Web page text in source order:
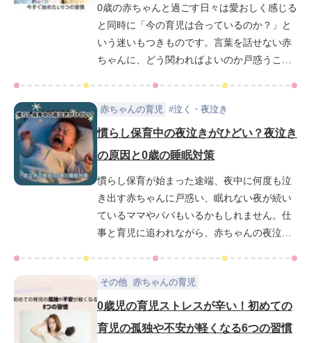
月齢別に詳しく解説しています。さらに親と
してどんなふうに関わればよいかのヒントも
ご紹介しています。
0歳の赤ちゃんと過ごす日々は愛おしく感じる
と同時に「今の育児は合っているのか？」と
いう迷いもつきものです。言葉を話せない赤
ちゃんに、どう関わればよいのか戸惑うこと
わり」です。これは、赤ちゃんの仕草や泣き
声に丁寧に応えることで信頼関係や自己肯定
な関わりやその効果を解説し、今日から始め
られる具体的な習慣を分かりやすく紹介しま
す。応答的な関わりを知ることで、赤ちゃん
との時間がもっと楽しく、さらに愛おしく感
じられるようになるでしょう。
赤ちゃんの育児 #泣く・夜泣き
慣らし保育中の夜泣きがひどい？夜泣き
の原因と0歳の睡眠対策
慣らし保育が始まった途端、夜中に何度も泣
き出す赤ちゃんに戸惑い、眠れない夜が続い
ているママやパパもいるかもしれません。仕
事と育児に追われながら、赤ちゃんの夜泣き
とです。同時に、赤ちゃんも保育園での新し
い生活が始まり、さまざまなストレスを感じ
るようになります。この記事では、慣らし保
育によるストレスや生活リズムの変化が赤ち
その他 赤ちゃんの育児
0歳児の育児ストレスが辛い！初めての
育児の孤独や不安が軽くなる6つの習慣